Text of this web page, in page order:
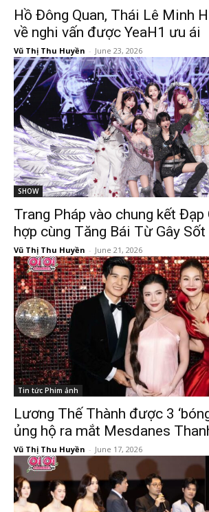
Hồ Đông Quan, Thái Lê Minh
về nghi vấn được YeaH1 ưu ái
Vũ Thị Thu Huyền - June 23, 2026
SHOW
Trang Pháp vào chung kết
hợp cùng Tăng Bái Từ Gây Sốt
Vũ Thị Thu Huyền - June 21, 2026
Tin tức Phim ảnh
Lương Thế Thành được 3
ủng hộ ra mắt Mesdanes
Vũ Thị Thu Huyền - June 17, 2026